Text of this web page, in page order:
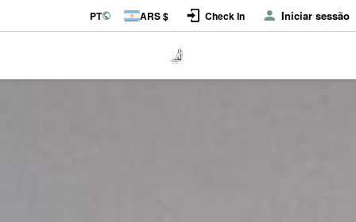
PT ARS $ Check In Iniciar sessão